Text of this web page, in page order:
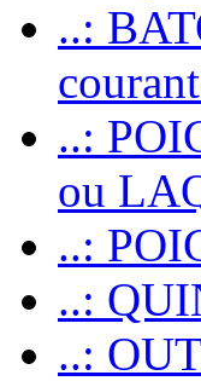
..:
..:
ou
..:
..:
..: